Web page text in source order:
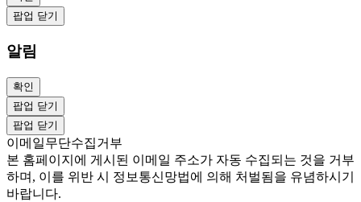
팝업 닫기
알림
확인
팝업 닫기
팝업 닫기
이메일무단수집거부
본 홈페이지에 게시된 이메일 주소가 자동 수집되는 것을 거부
하며, 이를 위반 시 정보통신망법에 의해 처벌됨을 유념하시기
바랍니다.